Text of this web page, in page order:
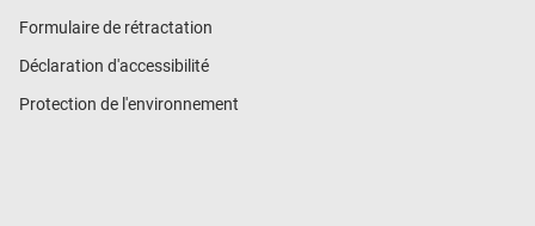
Formulaire de rétractation
Déclaration d'accessibilité
Protection de l'environnement